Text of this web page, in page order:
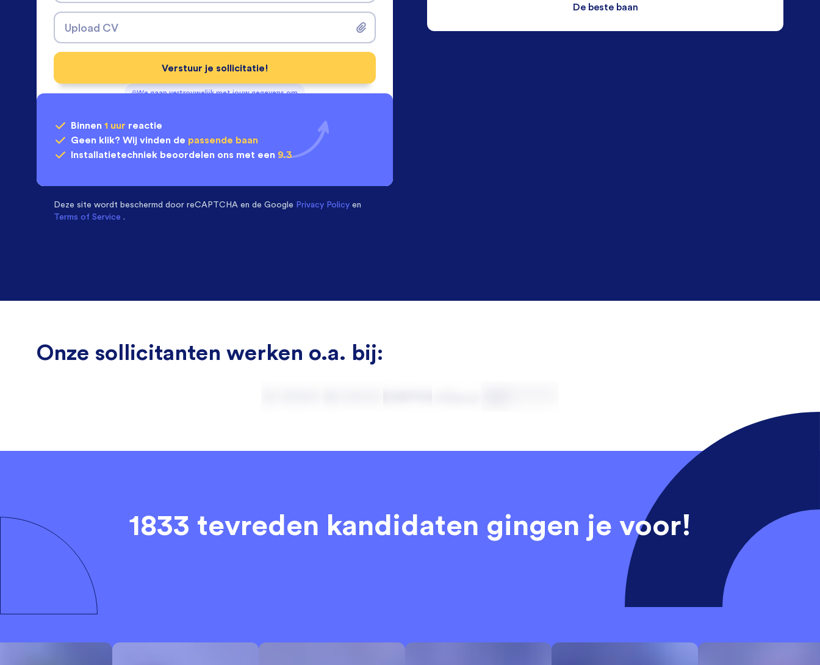
Upload CV
We gaan vertrouwelijk met jouw gegevens om
Verstuur je sollicitatie!
Binnen 1 uur reactie
Geen klik? Wij vinden de passende baan
Installatietechniek beoordelen ons met een 9.3
Deze site wordt beschermd door reCAPTCHA en de Google Privacy Policy en
Terms of Service .
De beste baan
Onze sollicitanten werken o.a. bij:
1833 tevreden kandidaten gingen je voor!